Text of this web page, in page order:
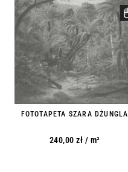
FOTOTAPETA SZARA DŻUNGLA
240,00 zł / m²